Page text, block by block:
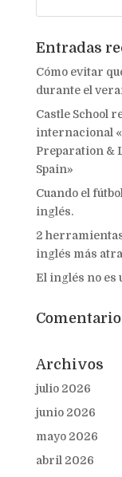
Entradas
Cómo evitar
durante el
Castle School
internacional
Preparation &
Spain»
Cuando el
inglés.
2
inglés más
El inglés no es
Archivos
julio 2026
junio 2026
mayo 2026
abril 2026